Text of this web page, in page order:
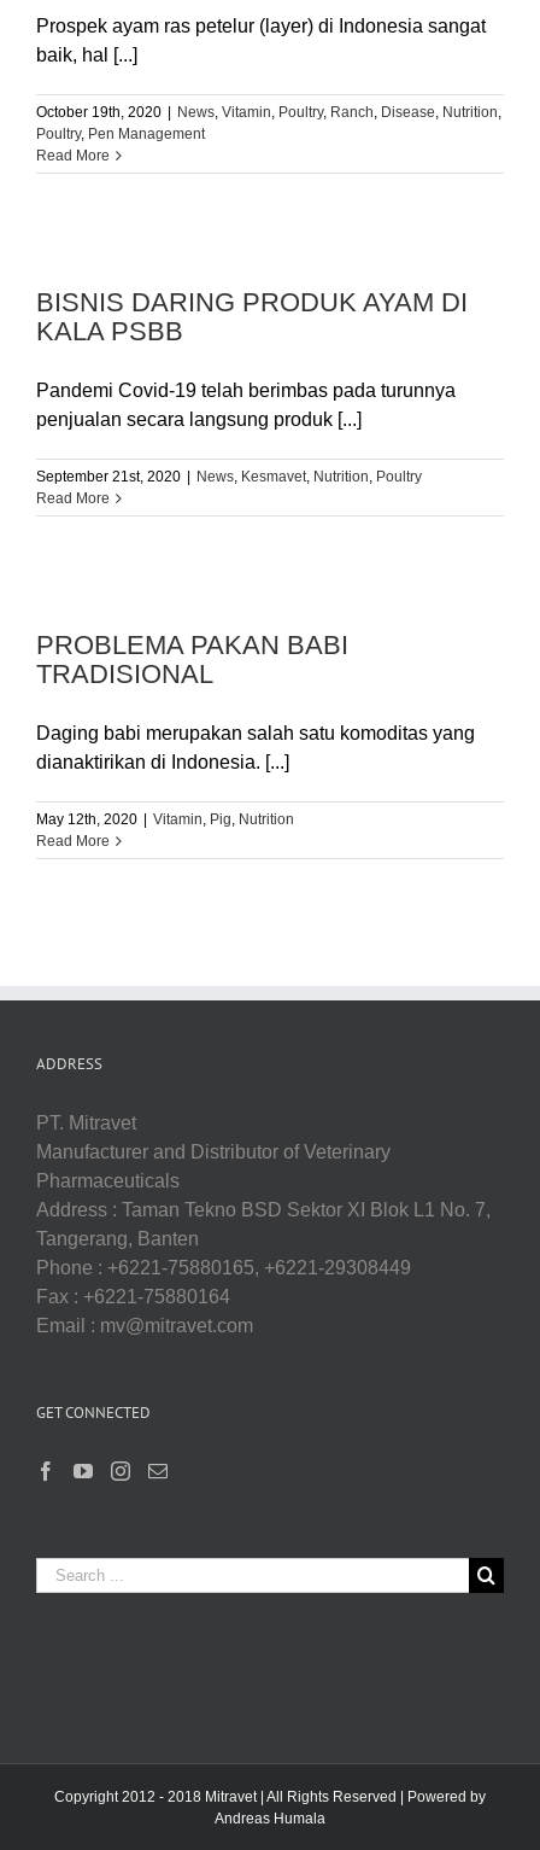
Prospek ayam ras petelur (layer) di Indonesia sangat
baik, hal [...]
October 19th, 2020 News, Vitamin, Poultry, Ranch, Disease, Nutrition,
Poultry, Pen Management
Read More
BISNIS DARING PRODUK AYAM DI
KALA PSBB
Pandemi Covid-19 telah berimbas pada turunnya
penjualan secara langsung produk [...]
September 21st, 2020 News, Kesmavet, Nutrition, Poultry
Read More
PROBLEMA PAKAN BABI
TRADISIONAL
Daging babi merupakan salah satu komoditas yang
dianaktirikan di Indonesia. [...]
May 12th, 2020 Vitamin, Pig, Nutrition
Read More
ADDRESS
PT. Mitravet
Manufacturer and Distributor of Veterinary
Pharmaceuticals
Address : Taman Tekno BSD Sektor XI Blok L1 No. 7,
Tangerang, Banten
Phone : +6221-75880165, +6221-29308449
Fax : +6221-75880164
Email : mv@mitravet.com
GET CONNECTED
Search
for:
Copyright 2012 - 2018 Mitravet | All Rights Reserved | Powered by
Andreas Humala